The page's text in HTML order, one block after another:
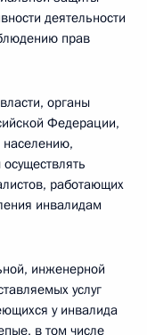
деятельности
прав
органы
Федерации,
населению,
работающих
инвалидам
инженерной
услуг
у инвалида
в том числе